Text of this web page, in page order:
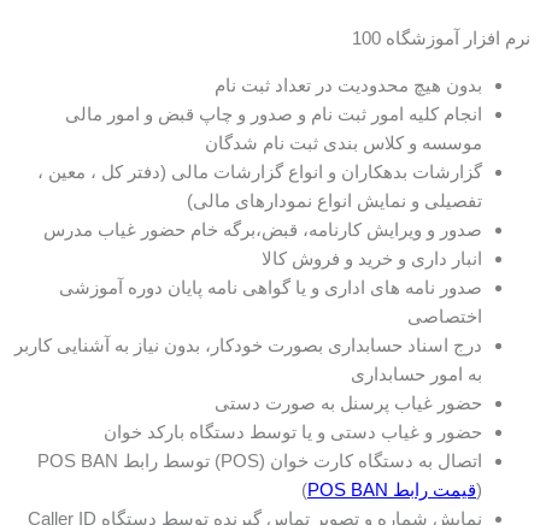
نرم افزار آموزشگاه 100
بدون هیچ محدودیت در تعداد ثبت نام
انجام کلیه امور ثبت نام و صدور و چاپ قبض و امور مالی
موسسه و کلاس بندی ثبت نام شدگان
گزارشات بدهکاران و انواع گزارشات مالی (دفتر کل ، معین ،
تفصیلی و نمایش انواع نمودارهای مالی)
صدور و ویرایش کارنامه، قبض،برگه خام حضور غیاب مدرس
انبار داری و خرید و فروش کالا
صدور نامه های اداری و یا گواهی نامه پایان دوره آموزشی
اختصاصی
درج اسناد حسابداری بصورت خودکار، بدون نیاز به آشنایی کاربر
به امور حسابداری
حضور غیاب پرسنل به صورت دستی
حضور و غیاب دستی و یا توسط دستگاه بارکد خوان
اتصال به دستگاه کارت خوان (POS) توسط رابط POS BAN
(قیمت رابط POS BAN
)
نمایش شماره و تصویر تماس گیرنده توسط دستگاه Caller ID